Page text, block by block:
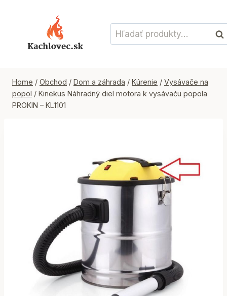
Hľadať:
Home / Obchod / Dom a záhrada / Kúrenie / Vysávače na
popol / Kinekus Náhradný diel motora k vysávaču popola
PROKIN – KL1101